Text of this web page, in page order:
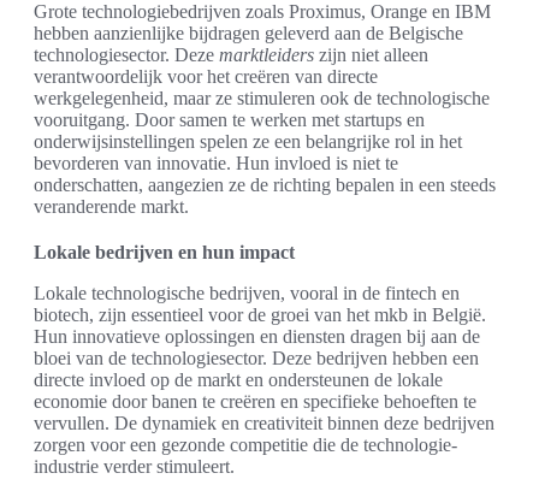
Grote technologiebedrijven zoals Proximus, Orange en IBM
hebben aanzienlijke bijdragen geleverd aan de Belgische
technologiesector. Deze marktleiders zijn niet alleen
verantwoordelijk voor het creëren van directe
werkgelegenheid, maar ze stimuleren ook de technologische
vooruitgang. Door samen te werken met startups en
onderwijsinstellingen spelen ze een belangrijke rol in het
bevorderen van innovatie. Hun invloed is niet te
onderschatten, aangezien ze de richting bepalen in een steeds
veranderende markt.
Lokale bedrijven en hun impact
Lokale technologische bedrijven, vooral in de fintech en
biotech, zijn essentieel voor de groei van het mkb in België.
Hun innovatieve oplossingen en diensten dragen bij aan de
bloei van de technologiesector. Deze bedrijven hebben een
directe invloed op de markt en ondersteunen de lokale
economie door banen te creëren en specifieke behoeften te
vervullen. De dynamiek en creativiteit binnen deze bedrijven
zorgen voor een gezonde competitie die de technologie-
industrie verder stimuleert.